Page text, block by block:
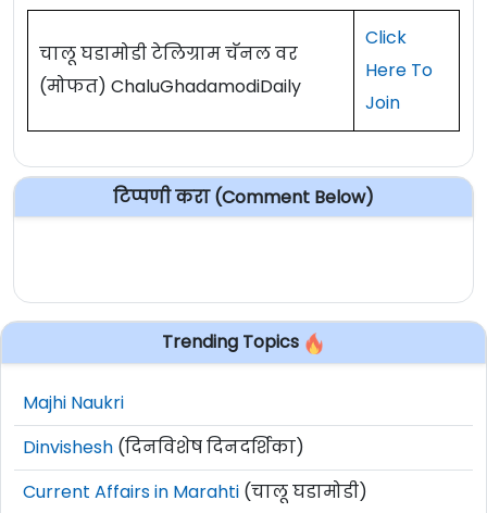
चालू घडामोडी टेलिग्राम चॅनल वर
(मोफत) ChaluGhadamodiDaily
Click
Here To
Join
टिप्पणी करा (Comment Below)
Trending Topics
Majhi Naukri
Dinvishesh (दिनविशेष दिनदर्शिका)
Current Affairs in Marahti (चालू घडामोडी)